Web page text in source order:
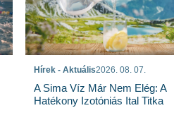
Hírek - Aktuális2026. 08. 07.
A Sima Víz Már Nem Elég: A
Hatékony Izotóniás Ital Titka